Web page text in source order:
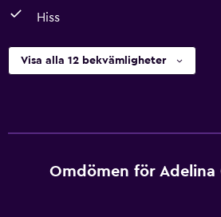
Hiss
Visa alla 12 bekvämligheter
Omdömen för Adelina